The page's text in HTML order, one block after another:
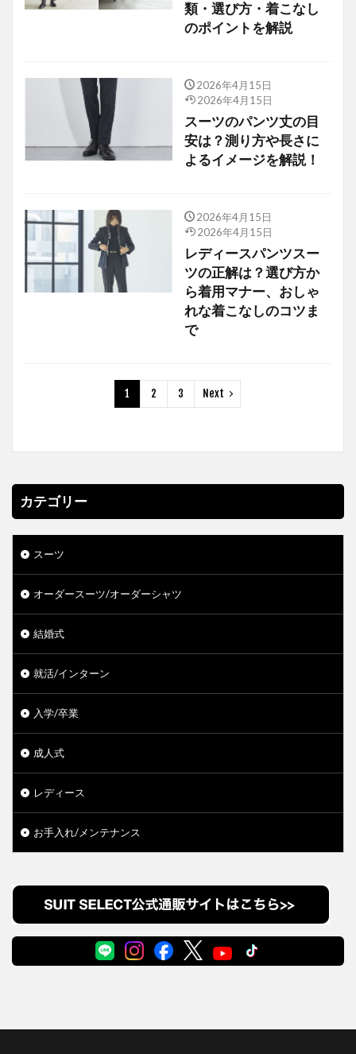
類・選び方・着こなし
のポイントを解説
2026年4月15日
2026年4月15日
スーツのパンツ丈の目
安は？測り方や長さに
よるイメージを解説！
2026年4月15日
2026年4月15日
レディースパンツスー
ツの正解は？選び方か
ら着用マナー、おしゃ
れな着こなしのコツま
で
1 2 3 Next
カテゴリー
スーツ
オーダースーツ/オーダーシャツ
結婚式
就活/インターン
入学/卒業
成人式
レディース
お手入れ/メンテナンス